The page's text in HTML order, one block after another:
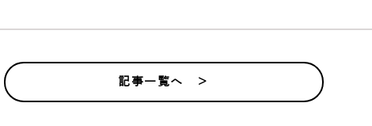
記事一覧へ ＞